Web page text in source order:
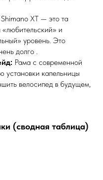
Shimano XT — это та
«любительский» и
уровень. Это
долго .
Рама с современной
установки капельницы
велосипед в будущем,
(сводная таблица)